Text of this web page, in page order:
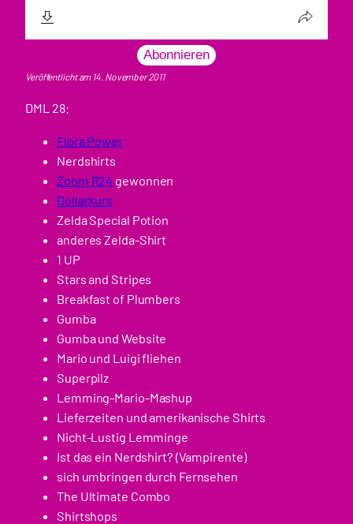
Abonnieren
Veröffentlicht am 14. November 2011
DML 28:
Flora Power
Nerdshirts
Zoom R24 gewonnen
Dollarkurs
Zelda Special Potion
anderes Zelda-Shirt
1 UP
Stars and Stripes
Breakfast of Plumbers
Gumba
Gumba und Website
Mario und Luigi fliehen
Superpilz
Lemming-Mario-Mashup
Lieferzeiten und amerikanische Shirts
Nicht-Lustig Lemminge
Ist das ein Nerdshirt? (Vampirente)
sich umbringen durch Fernsehen
The Ultimate Combo
Shirtshops